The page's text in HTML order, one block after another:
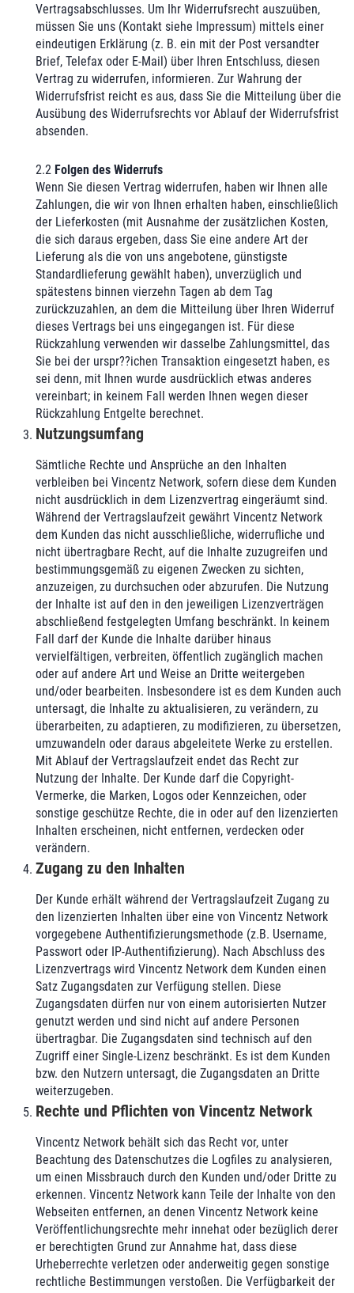
Vertragsabschlusses. Um Ihr Widerrufsrecht auszuüben,
müssen Sie uns (Kontakt siehe Impressum) mittels einer
eindeutigen Erklärung (z. B. ein mit der Post versandter
Brief, Telefax oder E-Mail) über Ihren Entschluss, diesen
Vertrag zu widerrufen, informieren. Zur Wahrung der
Widerrufsfrist reicht es aus, dass Sie die Mitteilung über die
Ausübung des Widerrufsrechts vor Ablauf der Widerrufsfrist
absenden.
2.2 Folgen des Widerrufs
Wenn Sie diesen Vertrag widerrufen, haben wir Ihnen alle
Zahlungen, die wir von Ihnen erhalten haben, einschließlich
der Lieferkosten (mit Ausnahme der zusätzlichen Kosten,
die sich daraus ergeben, dass Sie eine andere Art der
Lieferung als die von uns angebotene, günstigste
Standardlieferung gewählt haben), unverzüglich und
spätestens binnen vierzehn Tagen ab dem Tag
zurückzuzahlen, an dem die Mitteilung über Ihren Widerruf
dieses Vertrags bei uns eingegangen ist. Für diese
Rückzahlung verwenden wir dasselbe Zahlungsmittel, das
Sie bei der urspr??ichen Transaktion eingesetzt haben, es
sei denn, mit Ihnen wurde ausdrücklich etwas anderes
vereinbart; in keinem Fall werden Ihnen wegen dieser
Rückzahlung Entgelte berechnet.
Nutzungsumfang
Sämtliche Rechte und Ansprüche an den Inhalten
verbleiben bei Vincentz Network, sofern diese dem Kunden
nicht ausdrücklich in dem Lizenzvertrag eingeräumt sind.
Während der Vertragslaufzeit gewährt Vincentz Network
dem Kunden das nicht ausschließliche, widerrufliche und
nicht übertragbare Recht, auf die Inhalte zuzugreifen und
bestimmungsgemäß zu eigenen Zwecken zu sichten,
anzuzeigen, zu durchsuchen oder abzurufen. Die Nutzung
der Inhalte ist auf den in den jeweiligen Lizenzverträgen
abschließend festgelegten Umfang beschränkt. In keinem
Fall darf der Kunde die Inhalte darüber hinaus
vervielfältigen, verbreiten, öffentlich zugänglich machen
oder auf andere Art und Weise an Dritte weitergeben
und/oder bearbeiten. Insbesondere ist es dem Kunden auch
untersagt, die Inhalte zu aktualisieren, zu verändern, zu
überarbeiten, zu adaptieren, zu modifizieren, zu übersetzen,
umzuwandeln oder daraus abgeleitete Werke zu erstellen.
Mit Ablauf der Vertragslaufzeit endet das Recht zur
Nutzung der Inhalte. Der Kunde darf die Copyright-
Vermerke, die Marken, Logos oder Kennzeichen, oder
sonstige geschütze Rechte, die in oder auf den lizenzierten
Inhalten erscheinen, nicht entfernen, verdecken oder
verändern.
Zugang zu den Inhalten
Der Kunde erhält während der Vertragslaufzeit Zugang zu
den lizenzierten Inhalten über eine von Vincentz Network
vorgegebene Authentifizierungsmethode (z.B. Username,
Passwort oder IP-Authentifizierung). Nach Abschluss des
Lizenzvertrags wird Vincentz Network dem Kunden einen
Satz Zugangsdaten zur Verfügung stellen. Diese
Zugangsdaten dürfen nur von einem autorisierten Nutzer
genutzt werden und sind nicht auf andere Personen
übertragbar. Die Zugangsdaten sind technisch auf den
Zugriff einer Single-Lizenz beschränkt. Es ist dem Kunden
bzw. den Nutzern untersagt, die Zugangsdaten an Dritte
weiterzugeben.
Rechte und Pflichten von Vincentz Network
Vincentz Network behält sich das Recht vor, unter
Beachtung des Datenschutzes die Logfiles zu analysieren,
um einen Missbrauch durch den Kunden und/oder Dritte zu
erkennen. Vincentz Network kann Teile der Inhalte von den
Webseiten entfernen, an denen Vincentz Network keine
Veröffentlichungsrechte mehr innehat oder bezüglich derer
er berechtigten Grund zur Annahme hat, dass diese
Urheberrechte verletzen oder anderweitig gegen sonstige
rechtliche Bestimmungen verstoßen. Die Verfügbarkeit der